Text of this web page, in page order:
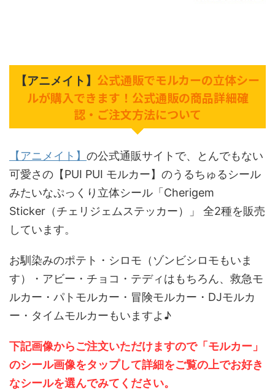
【アニメイト】 公式通販でモルカーの立体シー
ルが購入できます！公式通販の商品詳細確
認・ご注文方法について
【アニメイト】 の公式通販サイトで、とんでもない
可愛さの【PUI PUI モルカー】のうるちゅるシール
みたいなぷっくり立体シール「Cherigem
Sticker（チェリジェムステッカー）」 全2種を販売
しています。
お馴染みのポテト・シロモ（ゾンビシロモもいま
す）・アビー・チョコ・テディはもちろん、救急モ
ルカー・パトモルカー・冒険モルカー・DJモルカ
ー・タイムモルカーもいますよ♪
下記画像からご注文いただけますので「モルカー」
のシール画像をタップして詳細をご覧の上でお好き
なシールを選んでみてください。